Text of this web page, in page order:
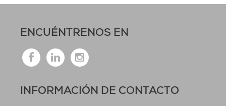
ENCUÉNTRENOS EN
INFORMACIÓN DE CONTACTO